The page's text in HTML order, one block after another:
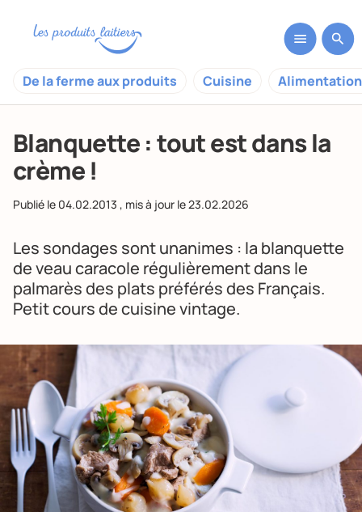
De la ferme aux produits Cuisine
Blanquette : tout est dans la
crème !
Publié le 04.02.2013 , mis à jour le23.02.2026
Les sondages sont unanimes : la blanquette
de veau caracole régulièrement dans le
palmarès des plats préférés des Français.
Petit cours de cuisine vintage.